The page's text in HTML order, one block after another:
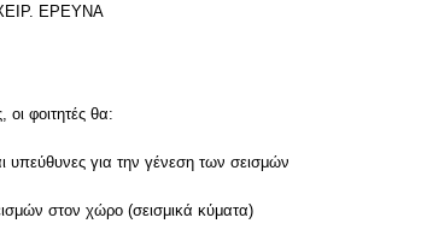
ΕΡΕΥΝΑ
φοιτητές θα:
υπεύθυνες για την γένεση των σεισμών
στον χώρο (σεισμικά κύματα)